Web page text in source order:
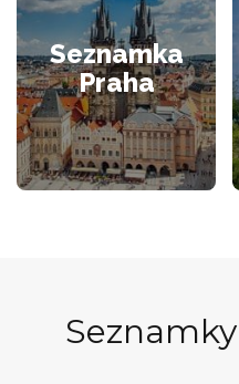
Seznamka
Praha